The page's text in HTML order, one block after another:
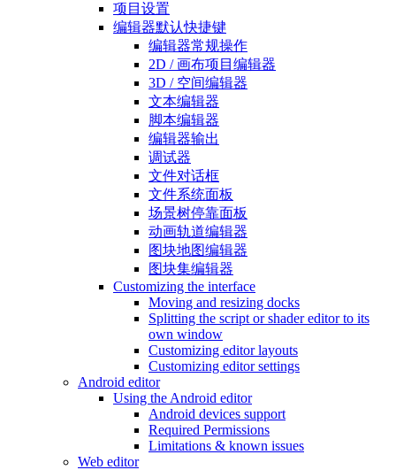
项目设置
编辑器默认快捷键
编辑器常规操作
2D / 画布项目编辑器
3D / 空间编辑器
文本编辑器
脚本编辑器
编辑器输出
调试器
文件对话框
文件系统面板
场景树停靠面板
动画轨道编辑器
图块地图编辑器
图块集编辑器
Customizing the interface
Moving and resizing docks
Splitting the script or shader editor to its
own window
Customizing editor layouts
Customizing editor settings
Android editor
Using the Android editor
Android devices support
Required Permissions
Limitations & known issues
Web editor